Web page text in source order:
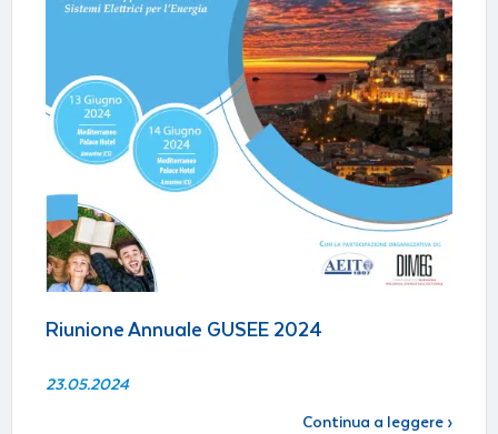
Riunione Annuale GUSEE 2024
23.05.2024
Continua a leggere ›